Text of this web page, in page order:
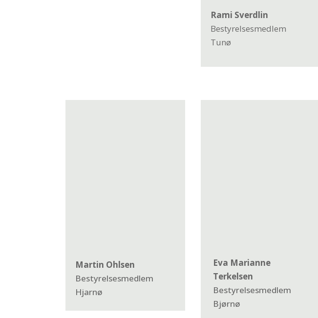
Rami Sverdlin
Bestyrelsesmedlem
Tunø
Martin Ohlsen
Bestyrelsesmedlem
Hjarnø
Eva Marianne
Terkelsen
Bestyrelsesmedlem
Bjørnø